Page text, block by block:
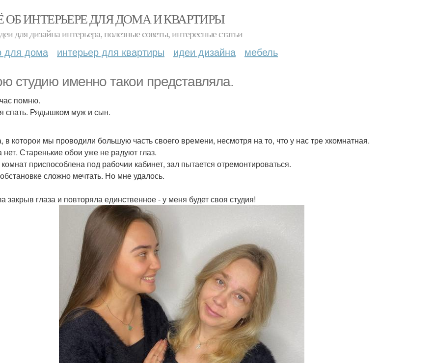
ОБ ИНТЕРЬЕРЕ ДЛЯ ДОМА И КВАРТИРЫ
для дизайна интерьера, полезные советы, интересные статьи
для дома интерьер для квартиры идеи дизайна мебель
студию именно такои представляла.
помню.
спать. Рядышком муж и сын.
в которои мы проводили большую часть своего времени, несмотря на то, что у нас тре хкомнатная.
нет. Старенькие обои уже не радуют глаз.
приспособлена под рабочии кабинет, зал пытается отремонтироваться.
сложно мечтать. Но мне удалось.
закрыв глаза и повторяла единственное - у меня будет своя студия!